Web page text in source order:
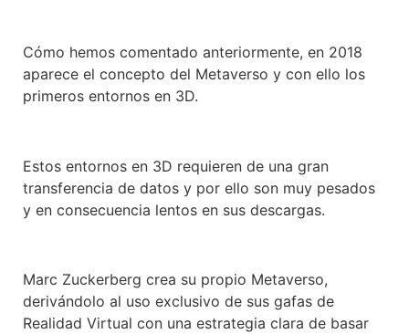
Cómo hemos comentado anteriormente, en 2018
aparece el concepto del Metaverso y con ello los
primeros entornos en 3D.
Estos entornos en 3D requieren de una gran
transferencia de datos y por ello son muy pesados
y en consecuencia lentos en sus descargas.
Marc Zuckerberg crea su propio Metaverso,
derivándolo al uso exclusivo de sus gafas de
Realidad Virtual con una estrategia clara de basar